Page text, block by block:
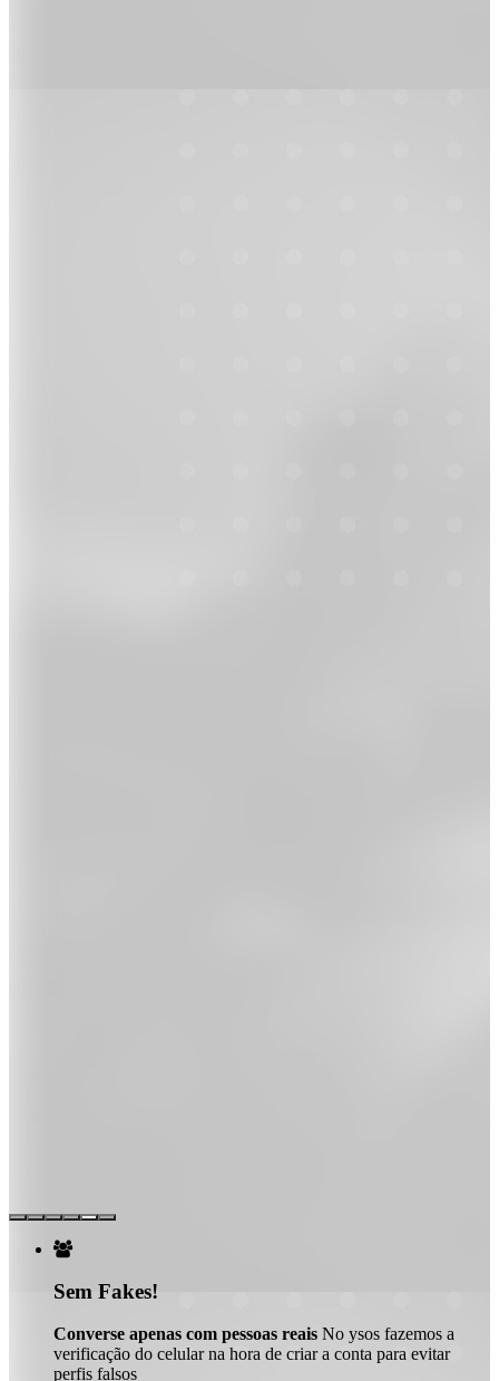

Sem Fakes!
Converse apenas com pessoas reais No ysos fazemos a
verificação do celular na hora de criar a conta para evitar
perfis falsos